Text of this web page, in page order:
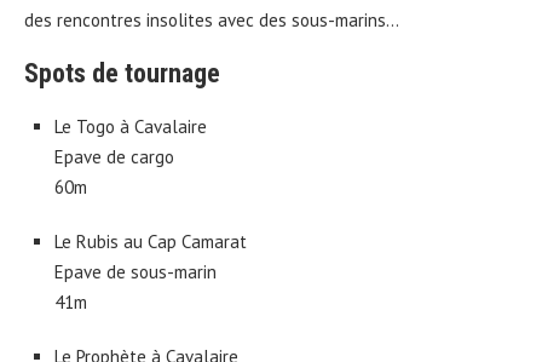
des rencontres insolites avec des sous-marins…
Spots de tournage
Le Togo à Cavalaire
Epave de cargo
60m
Le Rubis au Cap Camarat
Epave de sous-marin
41m
Le Prophète à Cavalaire